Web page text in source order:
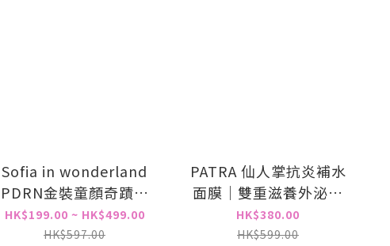
Sofia in wonderland
PDRN金裝童顏奇蹟棒
SPF50 PA++++13g
HK$199.00 ~ HK$499.00
HK$597.00
PATRA 仙人掌抗炎補水
面膜｜雙重滋養外泌體
面膜｜膠原緊緻面膜｜
逆齡祛紋面膜 （每款五
HK$380.00
HK$599.00